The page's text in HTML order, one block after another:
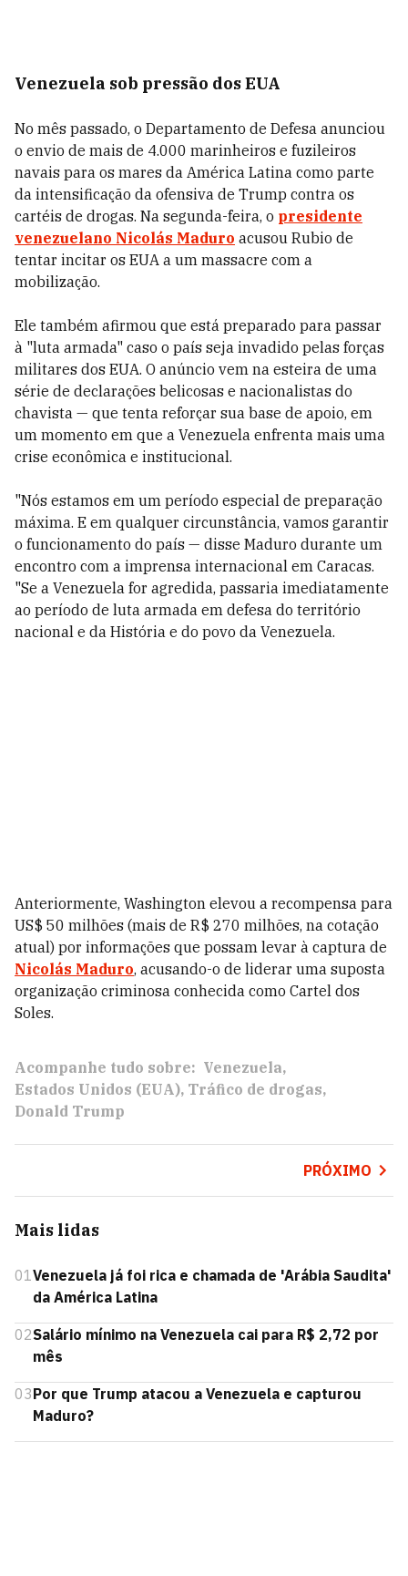
Venezuela sob pressão dos EUA
No mês passado, o Departamento de Defesa anunciou
o envio de mais de 4.000 marinheiros e fuzileiros
navais para os mares da América Latina como parte
da intensificação da ofensiva de Trump contra os
cartéis de drogas. Na segunda-feira, o presidente
venezuelano Nicolás Maduro acusou Rubio de
tentar incitar os EUA a um massacre com a
mobilização.
Ele também afirmou que está preparado para passar
à "luta armada" caso o país seja invadido pelas forças
militares dos EUA. O anúncio vem na esteira de uma
série de declarações belicosas e nacionalistas do
chavista — que tenta reforçar sua base de apoio, em
um momento em que a Venezuela enfrenta mais uma
crise econômica e institucional.
"Nós estamos em um período especial de preparação
máxima. E em qualquer circunstância, vamos garantir
o funcionamento do país — disse Maduro durante um
encontro com a imprensa internacional em Caracas.
"Se a Venezuela for agredida, passaria imediatamente
ao período de luta armada em defesa do território
nacional e da História e do povo da Venezuela.
Anteriormente, Washington elevou a recompensa para
US$ 50 milhões (mais de R$ 270 milhões, na cotação
atual) por informações que possam levar à captura de
Nicolás Maduro, acusando-o de liderar uma suposta
organização criminosa conhecida como Cartel dos
Soles.
Acompanhe tudo sobre: Venezuela
Estados Unidos (EUA) Tráfico de drogas
Donald Trump
PRÓXIMO
Mais lidas
01 Venezuela já foi rica e chamada de 'Arábia Saudita'
da América Latina
02Salário mínimo na Venezuela cai para R$ 2,72 por
mês
03Por que Trump atacou a Venezuela e capturou
Maduro?